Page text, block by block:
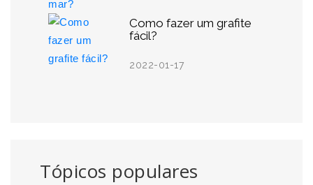
Como fazer um grafite
fácil?
2022-01-17
Tópicos populares